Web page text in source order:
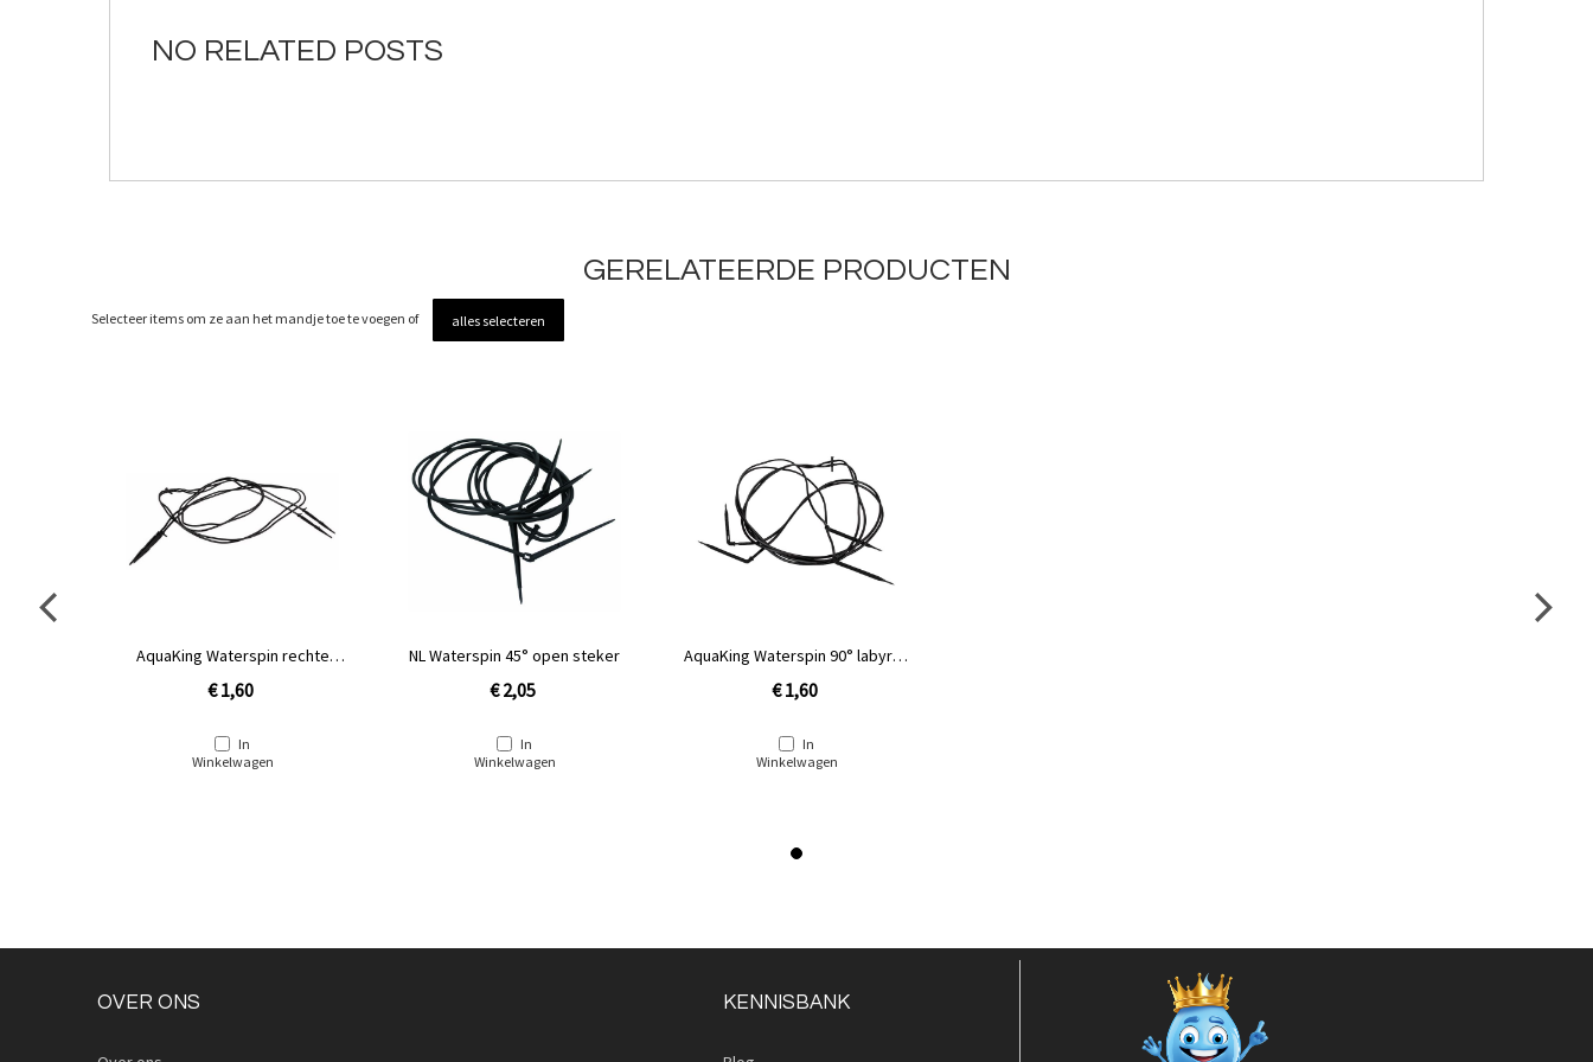
gallerijNO RELATED POSTS
GERELATEERDE PRODUCTEN
Selecteer items om ze aan het mandje toe te voegen of alles selecteren
AquaKing Waterspin rechte
€ 1,60
In
Winkelwagen
NL Waterspin 45° open steker
€ 2,05
In
Winkelwagen
AquaKing Waterspin 90° labyrint
€ 1,60
In
Winkelwagen
OVER ONS KENNISBANK